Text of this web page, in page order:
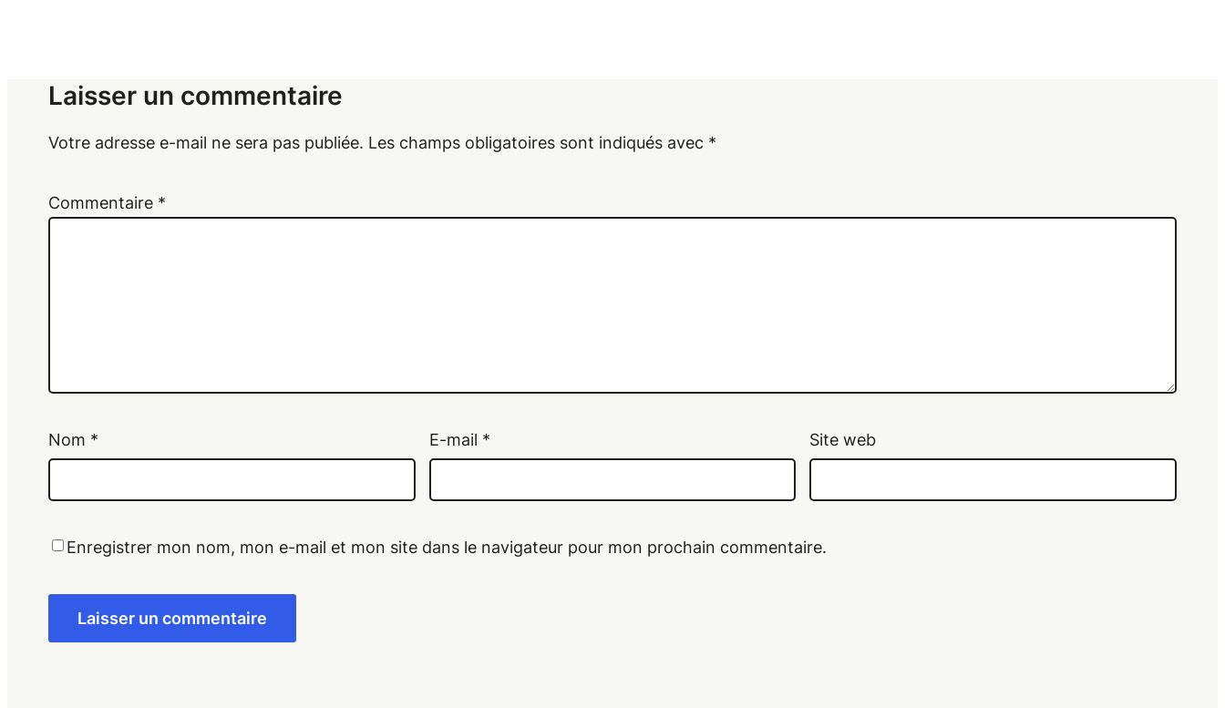
Laisser un commentaire
Votre adresse e-mail ne sera pas publiée. Les champs obligatoires sont indiqués avec *
Commentaire *
Nom * E-mail * Site web
Enregistrer mon nom, mon e-mail et mon site dans le navigateur pour mon prochain commentaire.